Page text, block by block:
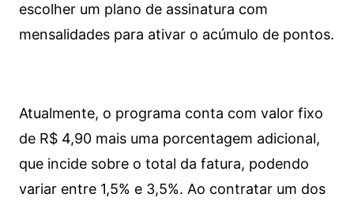
escolher um plano de assinatura com
mensalidades para ativar o acúmulo de pontos.
Atualmente, o programa conta com valor fixo
de R$ 4,90 mais uma porcentagem adicional,
que incide sobre o total da fatura, podendo
variar entre 1,5% e 3,5%. Ao contratar um dos